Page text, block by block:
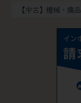
【中古】機械・備品